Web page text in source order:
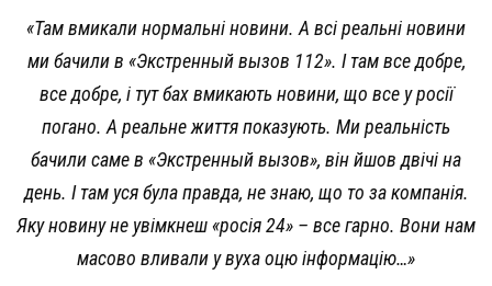
«Там вмикали нормальні новини. А всі реальні новини
ми бачили в «Экстренный вызов 112». І там все добре,
все добре, і тут бах вмикають новини, що все у росії
погано. А реальне життя показують. Ми реальність
бачили саме в «Экстренный вызов», він йшов двічі на
день. І там уся була правда, не знаю, що то за компанія.
Яку новину не увімкнеш «росія 24» – все гарно. Вони нам
масово вливали у вуха оцю інформацію…»